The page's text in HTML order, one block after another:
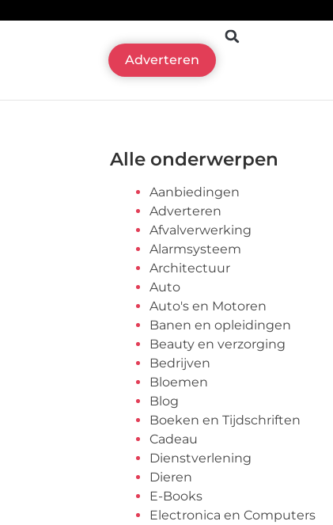
Adverteren
Alle onderwerpen
Aanbiedingen
Adverteren
Afvalverwerking
Alarmsysteem
Architectuur
Auto
Auto's en Motoren
Banen en opleidingen
Beauty en verzorging
Bedrijven
Bloemen
Blog
Boeken en Tijdschriften
Cadeau
Dienstverlening
Dieren
E-Books
Electronica en Computers